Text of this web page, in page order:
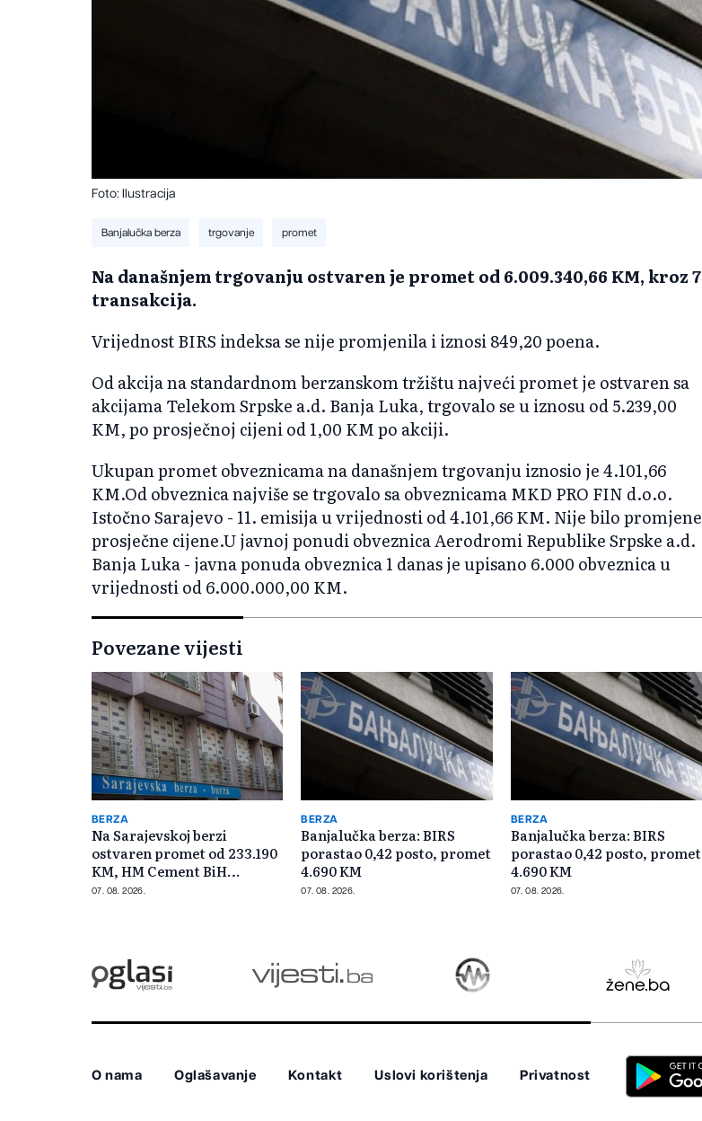
Foto: Ilustracija
Banjalučka berza trgovanje promet
Na današnjem trgovanju ostvaren je promet od 6.009.340,66 KM, kroz 7
transakcija.
Vrijednost BIRS indeksa se nije promjenila i iznosi 849,20 poena.
Od akcija na standardnom berzanskom tržištu najveći promet je ostvaren sa
akcijama Telekom Srpske a.d. Banja Luka, trgovalo se u iznosu od 5.239,00
KM, po prosječnoj cijeni od 1,00 KM po akciji.
Ukupan promet obveznicama na današnjem trgovanju iznosio je 4.101,66
KM.Od obveznica najviše se trgovalo sa obveznicama MKD PRO FIN d.o.o.
Istočno Sarajevo - 11. emisija u vrijednosti od 4.101,66 KM. Nije bilo promjene
prosječne cijene.U javnoj ponudi obveznica Aerodromi Republike Srpske a.d.
Banja Luka - javna ponuda obveznica 1 danas je upisano 6.000 obveznica u
vrijednosti od 6.000.000,00 KM.
Povezane vijesti
BERZA
Na Sarajevskoj berzi
ostvaren promet od 233.190
KM, HM Cement BiH
najtrgovaniji
07. 08. 2026.
BERZA
Banjalučka berza: BIRS
porastao 0,42 posto, promet
4.690 KM
07. 08. 2026.
BERZA
Banjalučka berza: BIRS
porastao 0,42 posto, promet
4.690 KM
07. 08. 2026.
O nama Oglašavanje Kontakt Uslovi korištenja Privatnost